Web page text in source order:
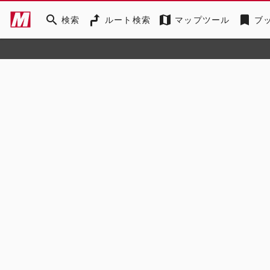
search 検索 ルート検索 map マップツール bookmark ブ